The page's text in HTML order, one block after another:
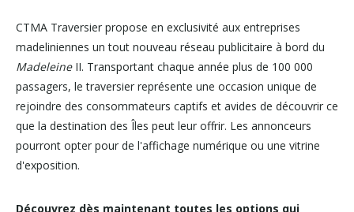
À propos
Carrières
Médias
CTMA Traversier propose en exclusivité aux entreprises
madeliniennes un tout nouveau réseau publicitaire à bord du
MadeleineII. Transportant chaque année plus de 100 000
passagers, le traversier représente une occasion unique de
rejoindre des consommateurs captifs et avides de découvrir ce
que la destination des Îles peut leur offrir. Les annonceurs
pourront opter pour de l'affichage numérique ou une vitrine
d'exposition.
Découvrez dès maintenant toutes les options qui